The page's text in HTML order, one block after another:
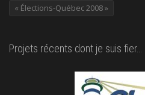
« Élections-Québec 2008 »
Projets récents dont je suis fier…